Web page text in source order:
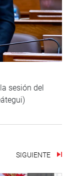
sesión del
SIGUIENTE